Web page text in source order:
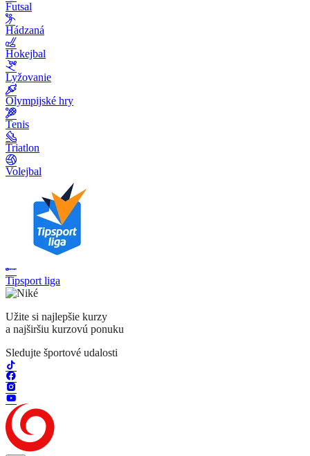
Futsal
Hádzaná
Hokejbal
Lyžovanie
Olympijské hry
Tenis
Triatlon
Volejbal
Tipsport liga
Užite si najlepšie kurzy
a najširšiu kurzovú ponuku
Sledujte športové udalosti